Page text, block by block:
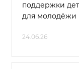
поддержки
для молодёжи
24.06.26